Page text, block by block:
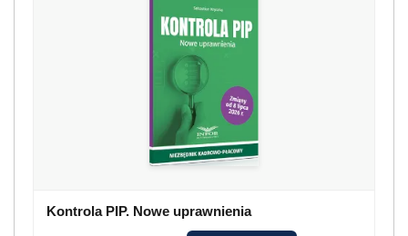
Kontrola PIP. Nowe uprawnienia